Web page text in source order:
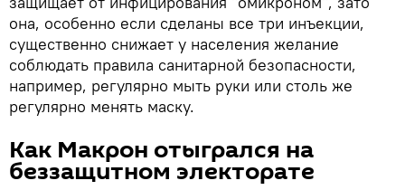
она, особенно если сделаны все три инъекции,
существенно снижает у населения желание
соблюдать правила санитарной безопасности,
например, регулярно мыть руки или столь же
регулярно менять маску.
Как Макрон отыгрался на
беззащитном электорате